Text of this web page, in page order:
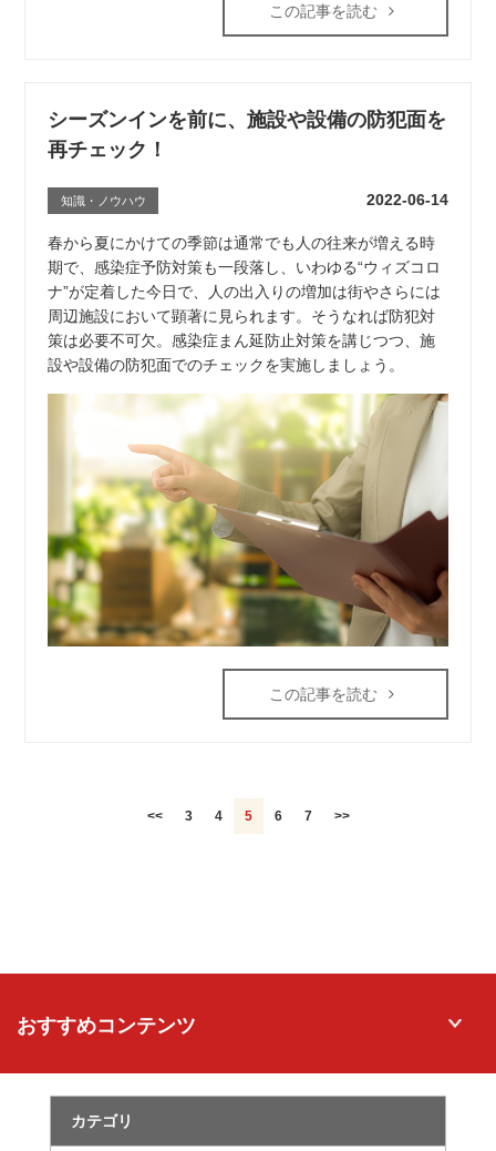
この記事を読む
シーズンインを前に、施設や設備の防犯面を
再チェック！
知識・ノウハウ 2022-06-14
春から夏にかけての季節は通常でも人の往来が増える時
期で、感染症予防対策も一段落し、いわゆる“ウィズコロ
ナ”が定着した今日で、人の出入りの増加は街やさらには
周辺施設において顕著に見られます。そうなれば防犯対
策は必要不可欠。感染症まん延防止対策を講じつつ、施
設や設備の防犯面でのチェックを実施しましょう。
この記事を読む
<< 3 4 5 6 7 >>
おすすめコンテンツ
カテゴリ